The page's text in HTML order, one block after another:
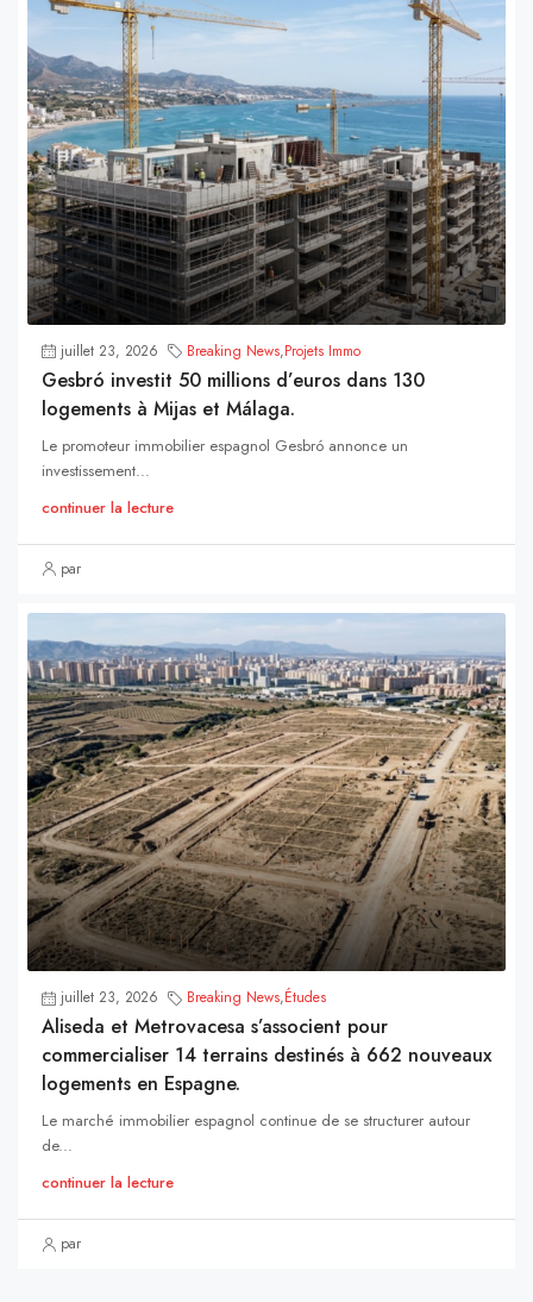
juillet 23, 2026 Breaking News,Projets Immo
Gesbró investit 50 millions d’euros dans 130
logements à Mijas et Málaga.
Le promoteur immobilier espagnol Gesbró annonce un
investissement...
continuer la lecture
par
juillet 23, 2026 Breaking News,Études
Aliseda et Metrovacesa s’associent pour
commercialiser 14 terrains destinés à 662 nouveaux
logements en Espagne.
Le marché immobilier espagnol continue de se structurer autour
de...
continuer la lecture
par